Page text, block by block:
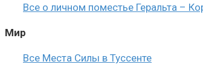
Все о личном поместье Геральта –
Мир
Все Места Силы в Туссенте